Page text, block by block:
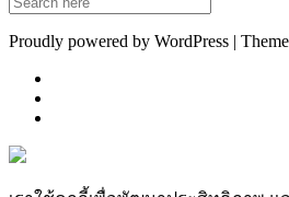
Proudly powered by WordPress |